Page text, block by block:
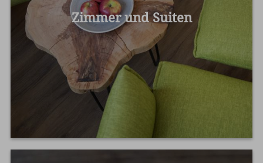
Zimmer und Suiten